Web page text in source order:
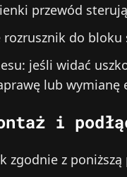
przewód
rozrusznik do
jeśli widać
lub wymianę
i
zgodnie z